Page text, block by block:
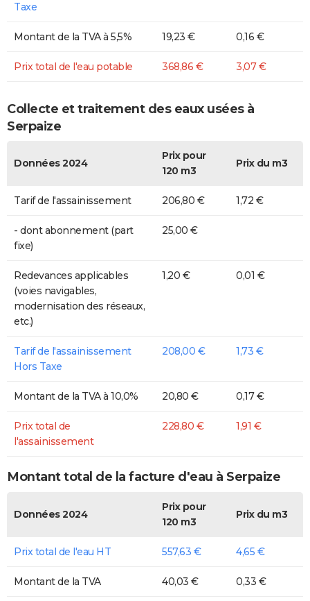
Taxe
Montant de la TVA à 5,5% 19,23 € 0,16 €
Prix total de l'eau potable 368,86 € 3,07 €
Collecte et traitement des eaux usées à
Serpaize
Données 2024
Prix pour
120 m3
Prix du m3
Tarif de l'assainissement 206,80 € 1,72 €
- dont abonnement (part
fixe)
25,00 €
Redevances applicables
(voies navigables,
modernisation des réseaux,
etc.)
1,20 € 0,01 €
Tarif de l'assainissement
Hors Taxe
208,00 € 1,73 €
Montant de la TVA à 10,0% 20,80 € 0,17 €
Prix total de
l'assainissement
228,80 € 1,91 €
Montant total de la facture d'eau à Serpaize
Données 2024
Prix pour
120 m3
Prix du m3
Prix total de l'eau HT 557,63 € 4,65 €
Montant de la TVA 40,03 € 0,33 €